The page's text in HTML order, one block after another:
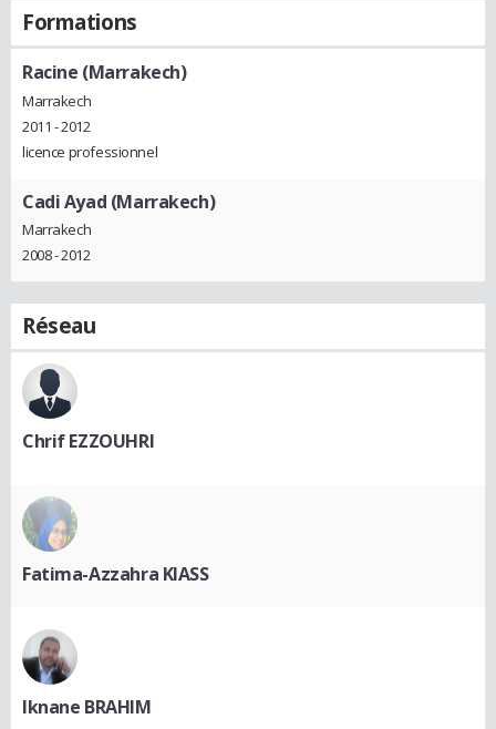
Formations
Racine (Marrakech)
Marrakech
2011 - 2012
licence professionnel
Cadi Ayad (Marrakech)
Marrakech
2008 - 2012
Réseau
Chrif EZZOUHRI
Fatima-Azzahra KIASS
Iknane BRAHIM